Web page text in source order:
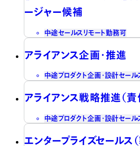
ージャー候補
中途セールス リモート勤務可
アライアンス企画・推進
中途プロダクト企画・設計セール
アライアンス戦略推進（責
中途プロダクト企画・設計セール
エンタープライズセールス